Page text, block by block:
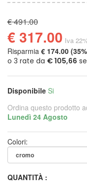
€ 491.00
€ 317.00 Iva
Risparmia € 174.00
Disponibile Si
Ordina questo prodotto
Lunedì 24 Agosto
Colori:
QUANTITÀ :